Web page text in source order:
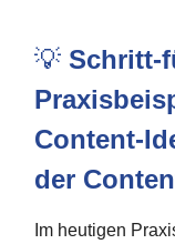
💡 Schritt-
Content-
der
Im heutigen